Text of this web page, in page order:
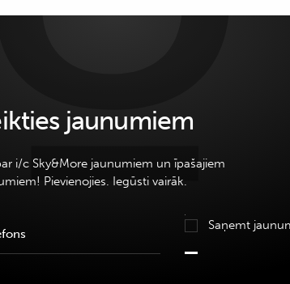
jaunumiem
i/c Sky&More jaunumiem un īpašajiem
Pievienojies. Iegūsti vairāk.
Saņemt